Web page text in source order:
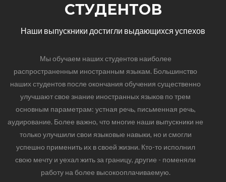
СТУДЕНТОВ
Наши выпускники достигли выдающихся успехов
Мы обучаем наших студентов наиболее
распространенным иностранным языкам. Большинство
наших студентов после окончания обучения существенно
улучшают свое знание иностранных языков по трем
основным параметрам: устная речь, письменная речь,
аудирование. Более важно, что многие наши выпускники не
только улучшили свои языковые навыки, но и смогли
успешно применить их в своей жизни. Кто-то исполнил
свою мечту и уехал жить за границу, другие - поменяли
работу на более высокооплачиваемую.